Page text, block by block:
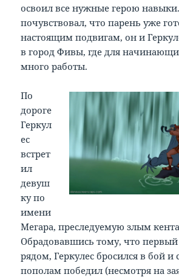
освоил все нужные герою
почувствовал, что парень уже
настоящим подвигам, он и
в город Фивы, где для
много работы.
По
дороге
Геркул
ес
встрет
ил
девуш
ку по
имени
Мегара, преследуемую злым
Обрадовавшись тому, что первый
рядом, Геркулес бросился в бой и
пополам победил (несмотря на